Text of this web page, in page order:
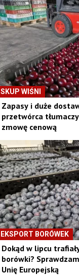
SKUP WIŚNI
Zapasy i duże
przetwórca
zmowę cenową
EKSPORT BORÓWEK
Dokąd w lipcu
borówki?
Unię Europejską